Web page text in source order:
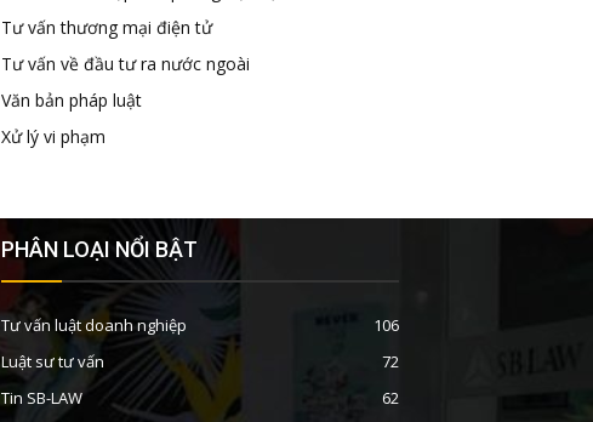
Tư vấn thương mại điện tử
Tư vấn về đầu tư ra nước ngoài
Văn bản pháp luật
Xử lý vi phạm
PHÂN LOẠI NỔI BẬT
Tư vấn luật doanh nghiệp
106
Luật sư tư vấn
72
Tin SB-LAW
62